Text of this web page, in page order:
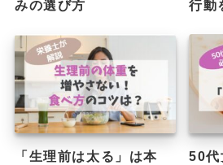
みの選び方
行動
「生理前は太る」は本
50代